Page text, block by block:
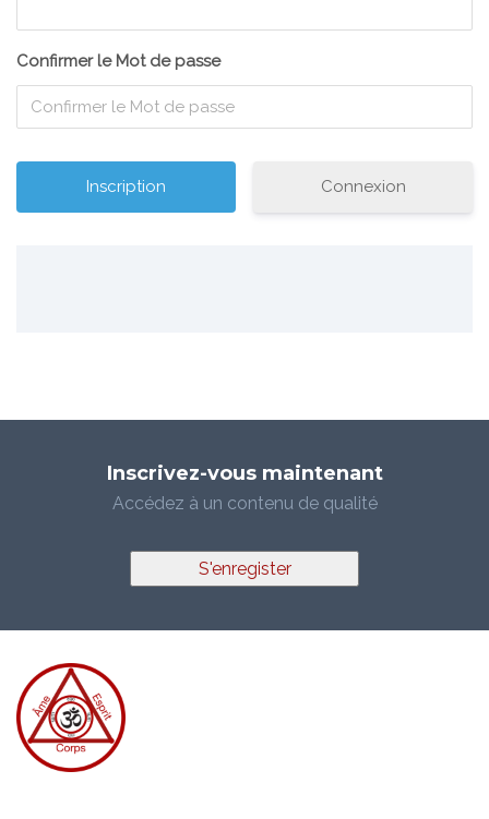
Confirmer le Mot de passe
Connexion
Inscrivez-vous maintenant
Accédez à un contenu de qualité
S'enregister